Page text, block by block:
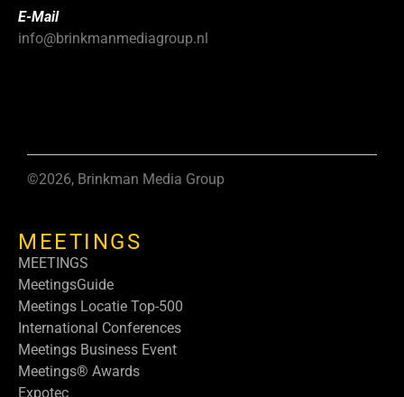
E-Mail
info@brinkmanmediagroup.nl
©2026, Brinkman Media Group
MEETINGS
MEETINGS
MeetingsGuide
Meetings Locatie Top-500
International Conferences
Meetings Business Event
Meetings® Awards
Expotec